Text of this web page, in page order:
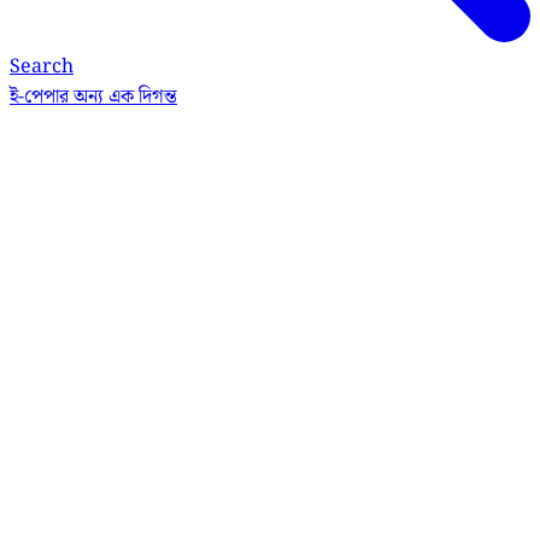
Search
ই-পেপারঅন্য এক দিগন্ত